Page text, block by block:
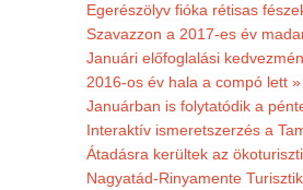
Egerészölyv fióka rétisas
Szavazzon a 2017-es év
Januári előfoglalási
2016-os év hala a compó lett »
Januárban is folytatódik a
Interaktív ismeretszerzés a
Átadásra kerültek az
Nagyatád-Rinyamente